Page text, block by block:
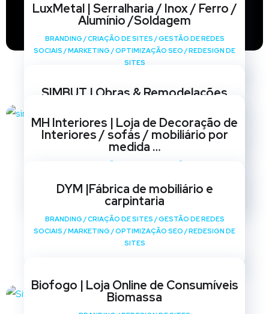
LuxMetal | Serralharia / Inox / Ferro /
Alumínio /Soldagem
BRANDING /CRIAÇÃO DE SITES /GESTÃO DE REDES
SOCIAIS /MARKETING /OPTIMIZAÇÃO SEO /REDESIGN DE
SITES
SIMBUT | Obras & Remodelações
SOCIAIS /MARKETING OPTIMIZAÇÃO SEO/ REDESIGN DE
SITES
MH Interiores | Loja de Decoração de
Interiores / sofás / mobiliário por
medida …
SITES
DYM |Fábrica de mobiliário e
carpintaria
BRANDING /CRIAÇÃO DE SITES /GESTÃO DE REDES
SOCIAIS /MARKETING /OPTIMIZAÇÃO SEO /REDESIGN DE
SITES
Biofogo | Loja Online de Consumíveis
Biomassa